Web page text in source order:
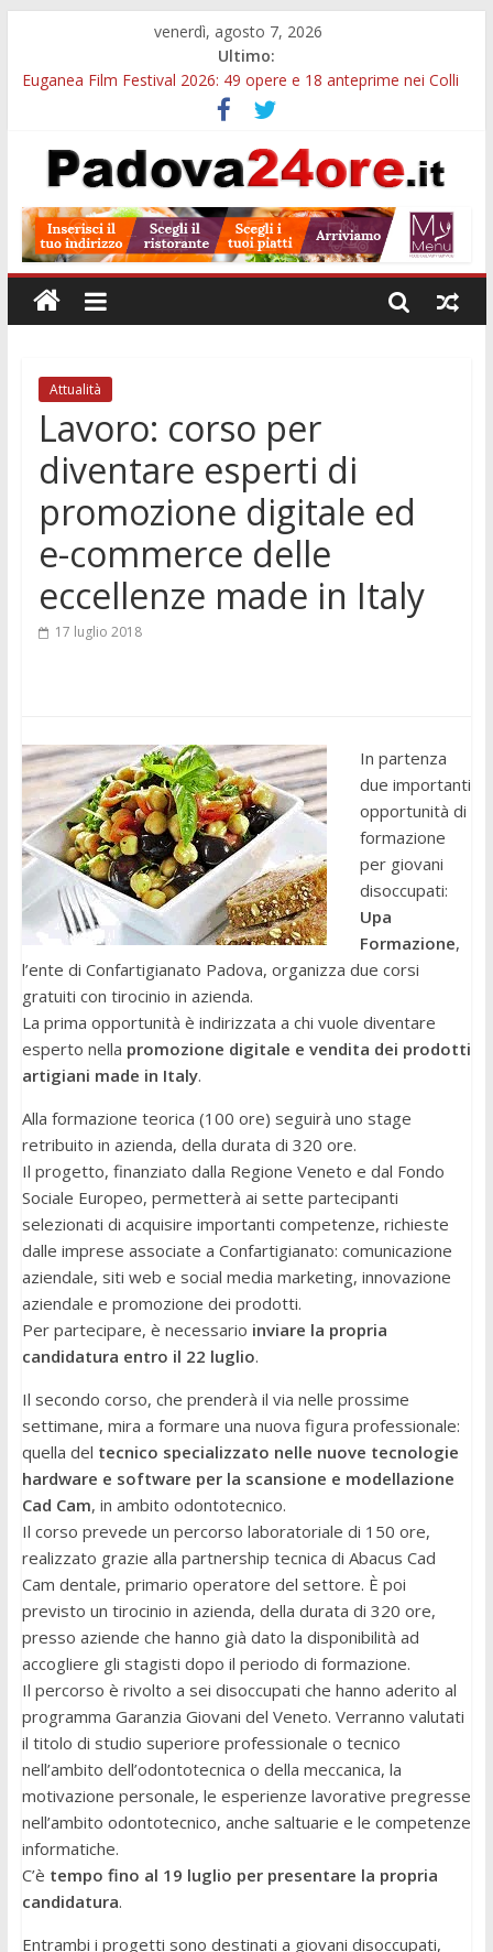
venerdì, agosto 7, 2026
Ultimo:
Euganea Film Festival 2026: 49 opere e 18 anteprime nei Colli
Slow Looking agli Eremitani: un’ora per osservare davvero
un’opera
Notizie di Padova alle ore 21: lavoratore morto, credito sul
Orto Botanico Padova: visite ed escursioni fino a settembre
Concorso Università di Padova: 5 funzionari, domande entro il
7 agosto
Attualità
Lavoro: corso per
diventare esperti di
promozione digitale ed
e-commerce delle
eccellenze made in Italy
17 luglio 2018
In partenza
due importanti
opportunità di
formazione
per giovani
disoccupati:
Upa
Formazione,
l’ente di Confartigianato Padova, organizza due corsi
gratuiti con tirocinio in azienda.
La prima opportunità è indirizzata a chi vuole diventare
esperto nella promozione digitale e vendita dei prodotti
artigiani made in Italy.
Alla formazione teorica (100 ore) seguirà uno stage
retribuito in azienda, della durata di 320 ore.
Il progetto, finanziato dalla Regione Veneto e dal Fondo
Sociale Europeo, permetterà ai sette partecipanti
selezionati di acquisire importanti competenze, richieste
dalle imprese associate a Confartigianato: comunicazione
aziendale, siti web e social media marketing, innovazione
aziendale e promozione dei prodotti.
Per partecipare, è necessario inviare la propria
candidatura entro il 22 luglio.
Il secondo corso, che prenderà il via nelle prossime
settimane, mira a formare una nuova figura professionale:
quella del tecnico specializzato nelle nuove tecnologie
hardware e software per la scansione e modellazione
Cad Cam, in ambito odontotecnico.
Il corso prevede un percorso laboratoriale di 150 ore,
realizzato grazie alla partnership tecnica di Abacus Cad
Cam dentale, primario operatore del settore. È poi
previsto un tirocinio in azienda, della durata di 320 ore,
presso aziende che hanno già dato la disponibilità ad
accogliere gli stagisti dopo il periodo di formazione.
Il percorso è rivolto a sei disoccupati che hanno aderito al
programma Garanzia Giovani del Veneto. Verranno valutati
il titolo di studio superiore professionale o tecnico
nell’ambito dell’odontotecnica o della meccanica, la
motivazione personale, le esperienze lavorative pregresse
nell’ambito odontotecnico, anche saltuarie e le competenze
informatiche.
C’è tempo fino al 19 luglio per presentare la propria
candidatura.
Entrambi i progetti sono destinati a giovani disoccupati,